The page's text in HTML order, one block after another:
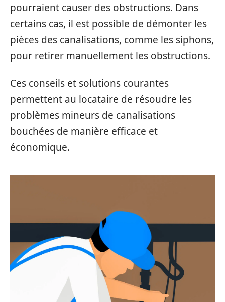
pourraient causer des obstructions. Dans
certains cas, il est possible de démonter les
pièces des canalisations, comme les siphons,
pour retirer manuellement les obstructions.
Ces conseils et solutions courantes
permettent au locataire de résoudre les
problèmes mineurs de canalisations
bouchées de manière efficace et
économique.